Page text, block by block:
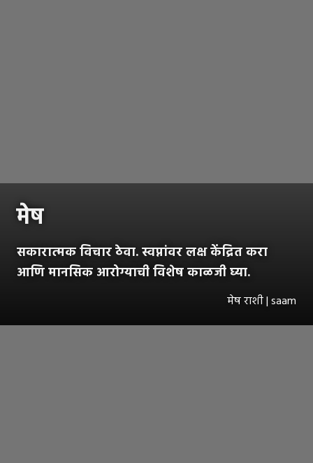
मेष
सकारात्मक विचार ठेवा. स्वप्नांवर लक्ष केंद्रित करा
आणि मानसिक आरोग्याची विशेष काळजी घ्या.
मेष राशी | saam